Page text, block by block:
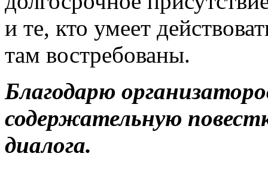
и те, кто умеет
там востребованы.
Благодарю
содержательную
диалога.